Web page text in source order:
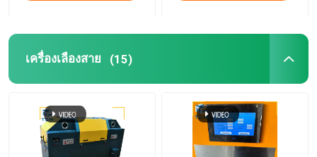
เครื่องเลืองสาย (15)